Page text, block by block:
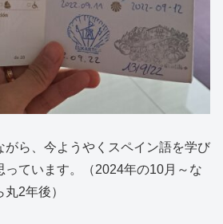
がら、今ようやくスペイン語を学び
っています。（2024年の10月～な
2年後）